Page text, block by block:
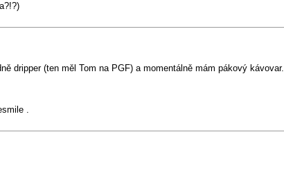
dripper (ten měl Tom na PGF) a momentálně mám pákový kávovar.
.